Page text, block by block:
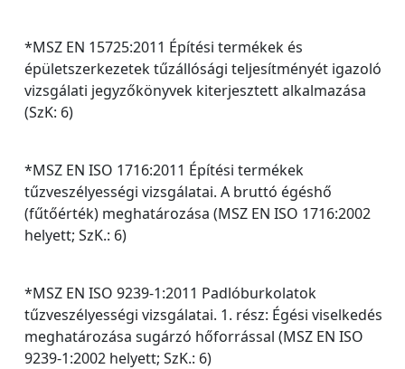
*MSZ EN 15725:2011 Építési termékek és
épületszerkezetek tűzállósági teljesítményét igazoló
vizsgálati jegyzőkönyvek kiterjesztett alkalmazása
(SzK: 6)
*MSZ EN ISO 1716:2011 Építési termékek
tűzveszélyességi vizsgálatai. A bruttó égéshő
(fűtőérték) meghatározása (MSZ EN ISO 1716:2002
helyett; SzK.: 6)
*MSZ EN ISO 9239-1:2011 Padlóburkolatok
tűzveszélyességi vizsgálatai. 1. rész: Égési viselkedés
meghatározása sugárzó hőforrással (MSZ EN ISO
9239-1:2002 helyett; SzK.: 6)